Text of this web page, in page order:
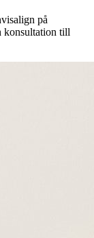
på
konsultation till